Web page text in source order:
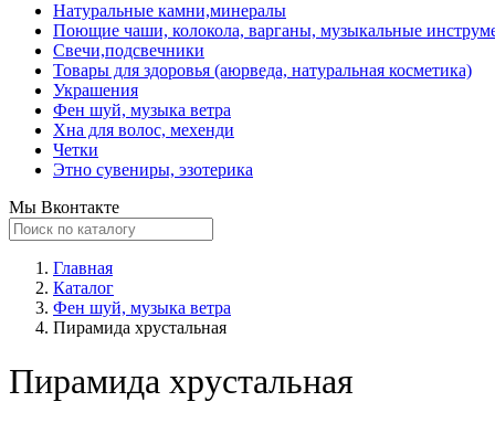
Натуральные камни,минералы
Поющие чаши, колокола, варганы, музыкальные
Свечи,подсвечники
Товары для здоровья (аюрведа, натуральная косметика)
Украшения
Фен шуй, музыка ветра
Хна для волос, мехенди
Четки
Этно сувениры, эзотерика
Мы Вконтакте
Главная
Каталог
Фен шуй, музыка ветра
Пирамида хрустальная
Пирамида хрустальная